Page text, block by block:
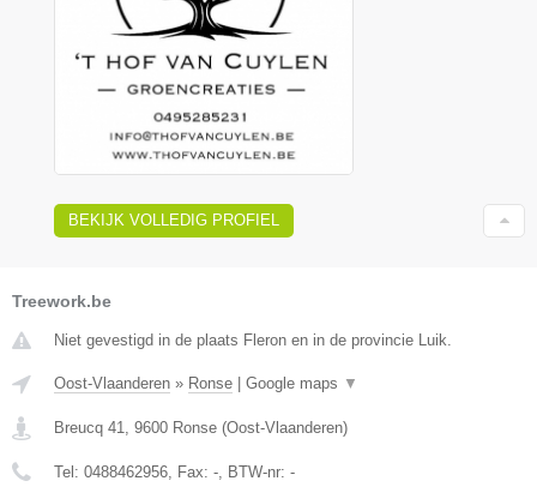
BEKIJK VOLLEDIG PROFIEL
Treework.be
Niet gevestigd in de plaats Fleron en in de provincie Luik.
Oost-Vlaanderen » Ronse Google maps ▼
Breucq 41 9600 Ronse (Oost-Vlaanderen)
Tel: 0488462956 , Fax: - , BTW-nr: -